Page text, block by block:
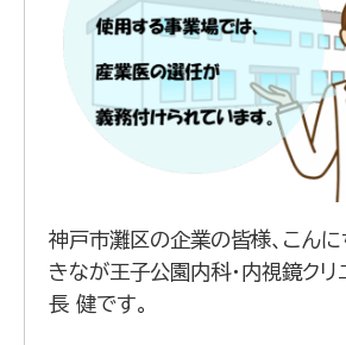
神戸市灘区の企業の皆様、こんに
きなが王子公園内科・内視鏡クリ
長 健です。